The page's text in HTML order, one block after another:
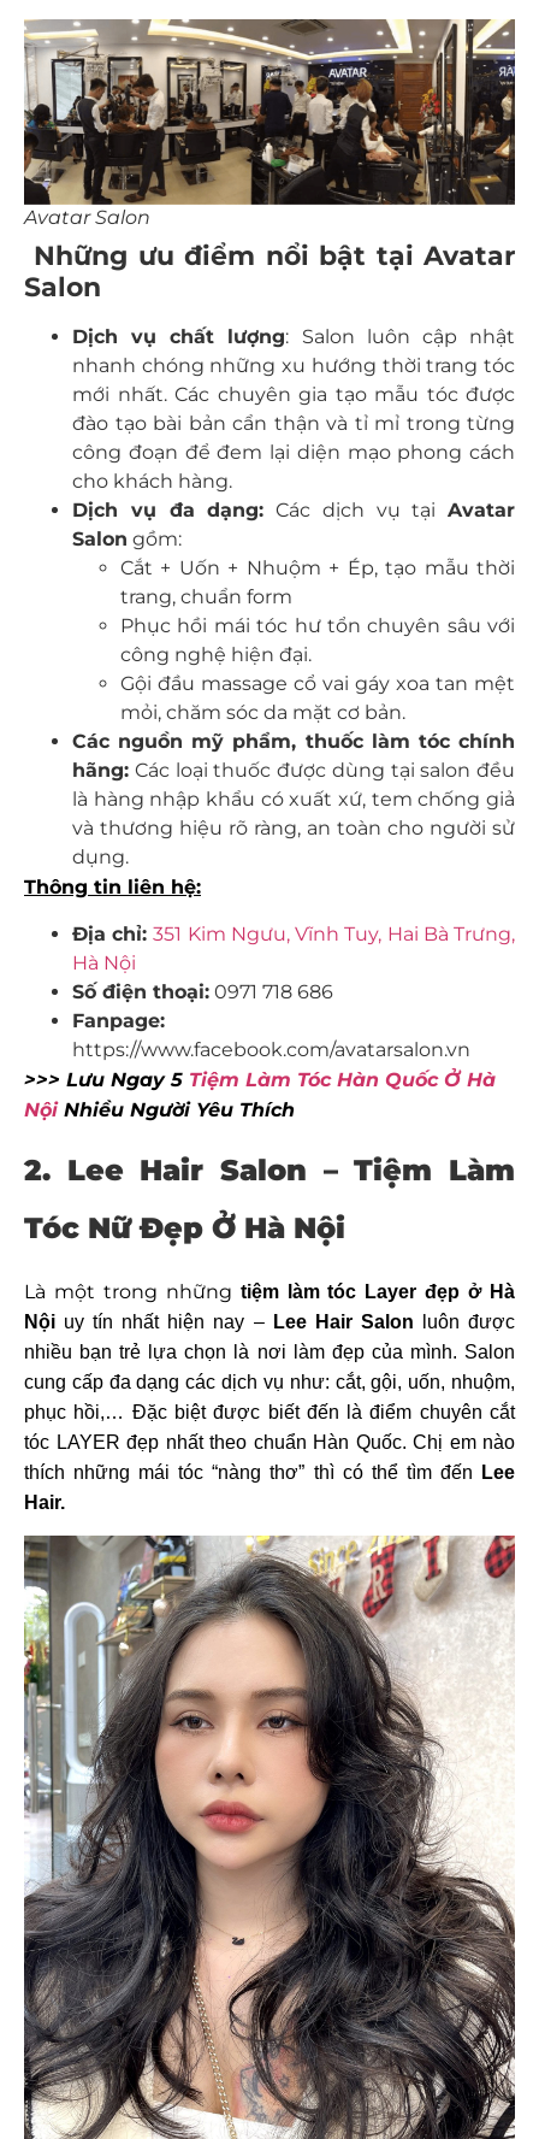
Avatar Salon
Những ưu điểm nổi bật tại Avatar
Salon
Dịch vụ chất lượng: Salon luôn cập nhật
nhanh chóng những xu hướng thời trang tóc
mới nhất. Các chuyên gia tạo mẫu tóc được
đào tạo bài bản cẩn thận và tỉ mỉ trong từng
công đoạn để đem lại diện mạo phong cách
cho khách hàng.
Dịch vụ đa dạng: Các dịch vụ tại Avatar
Salon gồm:
Cắt + Uốn + Nhuộm + Ép, tạo mẫu thời
trang, chuẩn form
Phục hồi mái tóc hư tổn chuyên sâu với
công nghệ hiện đại.
Gội đầu massage cổ vai gáy xoa tan mệt
mỏi, chăm sóc da mặt cơ bản.
Các nguồn mỹ phẩm, thuốc làm tóc chính
hãng: Các loại thuốc được dùng tại salon đều
là hàng nhập khẩu có xuất xứ, tem chống giả
và thương hiệu rõ ràng, an toàn cho người sử
dụng.
Thông tin liên hệ:
Địa chỉ:351 Kim Ngưu, Vĩnh Tuy, Hai Bà Trưng,
Hà Nội
Số điện thoại: 0971 718 686
Fanpage:
https://www.facebook.com/avatarsalon.vn
>>> Lưu Ngay 5 Tiệm Làm Tóc Hàn Quốc Ở Hà
NộiNhiều Người Yêu Thích
2. Lee Hair Salon – Tiệm Làm
Tóc Nữ Đẹp Ở Hà Nội
Là một trong những tiệm
làm tóc Layer đẹp ở Hà
Nội uy tín nhất hiện nay –Lee Hair Salon luôn được
nhiều bạn trẻ lựa chọn là nơi làm đẹp của mình. Salon
cung cấp đa dạng các dịch vụ như: cắt, gội, uốn, nhuộm,
phục hồi,… Đặc biệt được biết đến là điểm chuyên cắt
tóc LAYER đẹp nhất theo chuẩn Hàn Quốc. Chị em nào
thích những mái tóc “nàng thơ” thì có thể tìm đến
Lee
Hair.